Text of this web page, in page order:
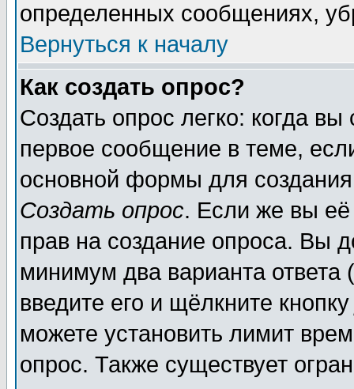
определенных сообщениях,
Вернуться к началу
Как создать опрос?
Создать опрос легко: когда
первое сообщение в теме,
основной формы для
Создать опрос. Если же вы её
прав на создание опроса. Вы
минимум два варианта ответа
введите его и щёлкните
можете установить лимит
опрос. Также существует